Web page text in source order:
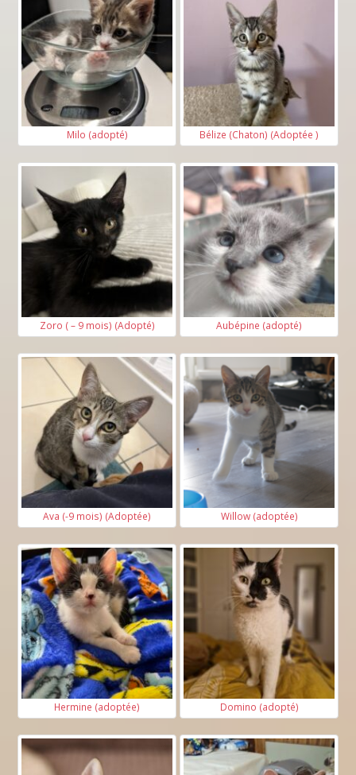
Milo (adopté) Bélize (Chaton) (Adoptée )
Zoro ( – 9 mois) (Adopté) Aubépine (adopté)
Ava (-9 mois) (Adoptée) Willow (adoptée)
Hermine (adoptée) Domino (adopté)